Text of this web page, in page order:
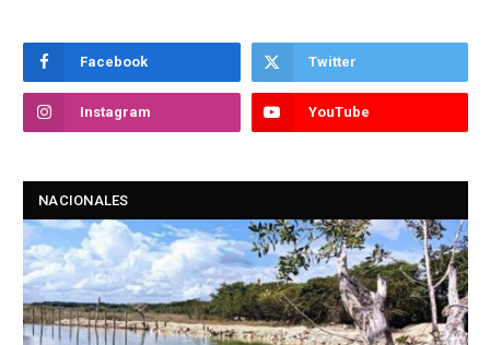
Facebook Twitter
Instagram YouTube
NACIONALES